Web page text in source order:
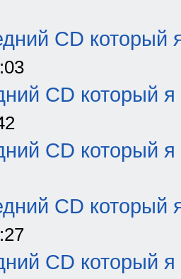
CD который
CD который я
CD который я
CD который
CD который я